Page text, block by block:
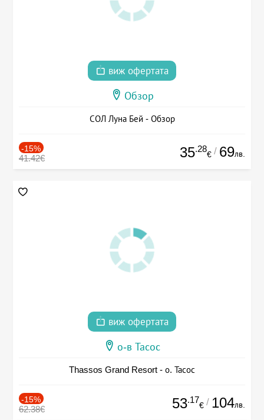
виж офертата
Обзор
СОЛ Луна Бей - Обзор
-15%
41.42€ 35.28
€ / 69лв.
виж офертата
о-в Тасос
Thassos Grand Resort - о. Тасос
-15%
62.38€ 53.17
€ / 104лв.